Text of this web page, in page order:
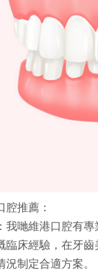
腔推薦：
我哋維港口腔有
臨床經驗，在牙
制定合適方案。